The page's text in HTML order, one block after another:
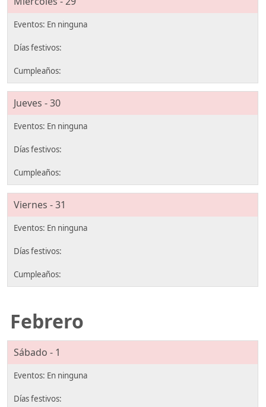
Jueves - 30
Viernes - 31
Febrero
Sábado - 1